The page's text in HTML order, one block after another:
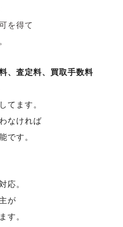
を得て
、査定料、買取手数料
てます。
なければ
です。
応。
が
す。